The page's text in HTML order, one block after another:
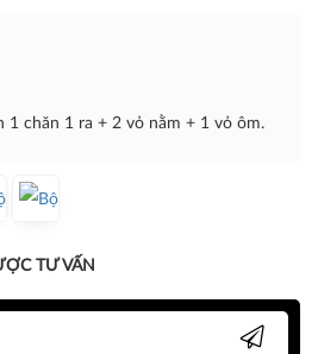
1 chăn 1 ra + 2 vỏ nằm + 1 vỏ ôm.
TƯ VẤN